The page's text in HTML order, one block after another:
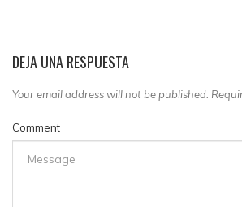
DEJA UNA RESPUESTA
Your email address will not be published.
Comment